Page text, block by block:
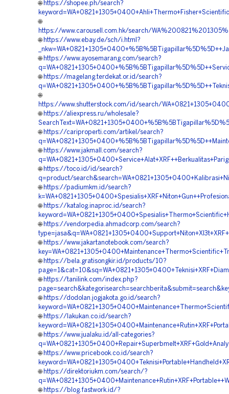
🌐 https://shopee.ph/search?
🌐
https://www.carousell.com.hk/search/
🌐 https://www.ebay.de/sch/i.html?
🌐 https://www.ayosemarang.com/search?
🌐 https://magelang.terdekat.or.id/search?
🌐
https://www.shutterstock.com/id/search/
🌐 https://aliexpress.ru/wholesale?
🌐 https://cariproperti.com/artikel/search?
🌐 https://www.jakmall.com/search?
🌐 https://toco.id/id/search?
q=product/
🌐 https://padiumkm.id/search?
🌐 https://katalog.inaproc.id/search?
🌐 https://vendorpedia.ahmadcorp.com/search?
🌐 https://www.jakartanotebook.com/search?
🌐 https://bela.gratisongkir.id/products/10?
🌐 https://tanilink.com/index.php?
🌐 https://dodolan.jogjakota.go.id/search?
🌐 https://lakukan.co.id/search?
🌐 https://www.jualaku.id/all-categories?
🌐 https://www.pricebook.co.id/search?
🌐 https://direktoriukm.com/search/?
🌐 https://blog.fastwork.id/?